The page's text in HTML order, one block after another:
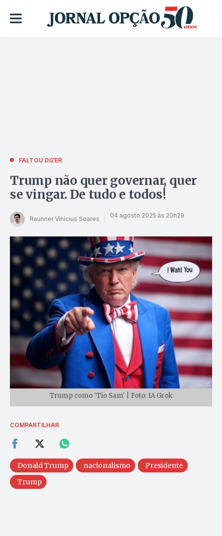
FALTOU DIZER
Trump não quer governar, quer
se vingar. De tudo e todos!
Raunner Vinícius Soares 04 agosto 2025 às 20h29
Trump como 'Tio Sam' | Foto: IA Grok
COMPARTILHAR
Donald Trump nacionalismo
Presidente
Trump